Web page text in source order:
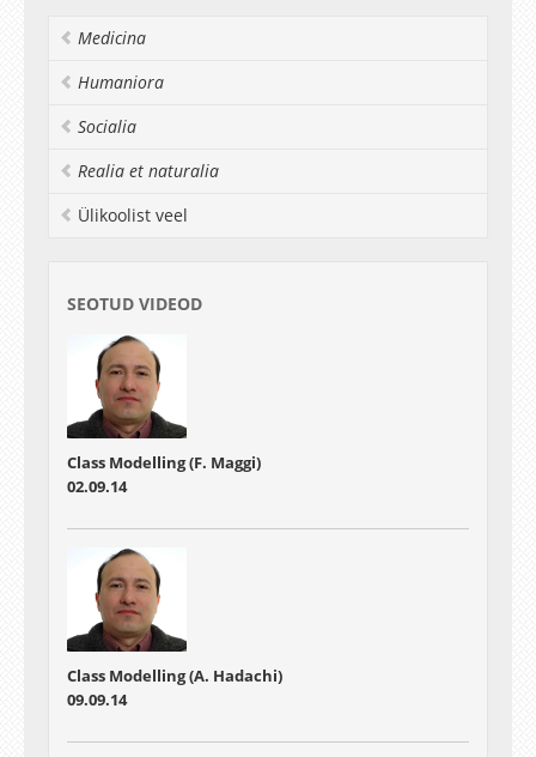
Medicina
Humaniora
Socialia
Realia et naturalia
Ülikoolist veel
SEOTUD VIDEOD
Class Modelling (F. Maggi)
02.09.14
Class Modelling (A. Hadachi)
09.09.14